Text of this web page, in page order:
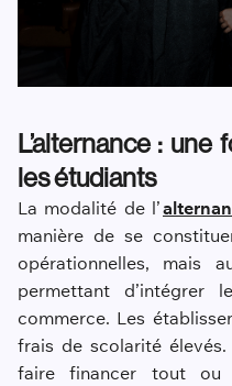
L’alternance :
les étudiants
La modalité de l’
manière de se
opérationnelles, mais
permettant d’intégrer
commerce. Les
frais de scolarité élevés.
faire financer tout